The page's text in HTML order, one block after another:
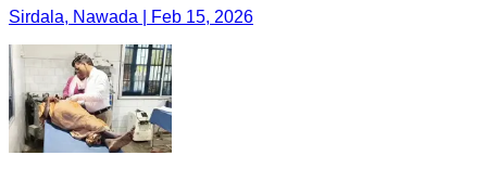
Sirdala, Nawada | Feb 15, 2026